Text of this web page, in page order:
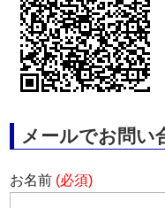
メールでお問い
お名前 (必須)